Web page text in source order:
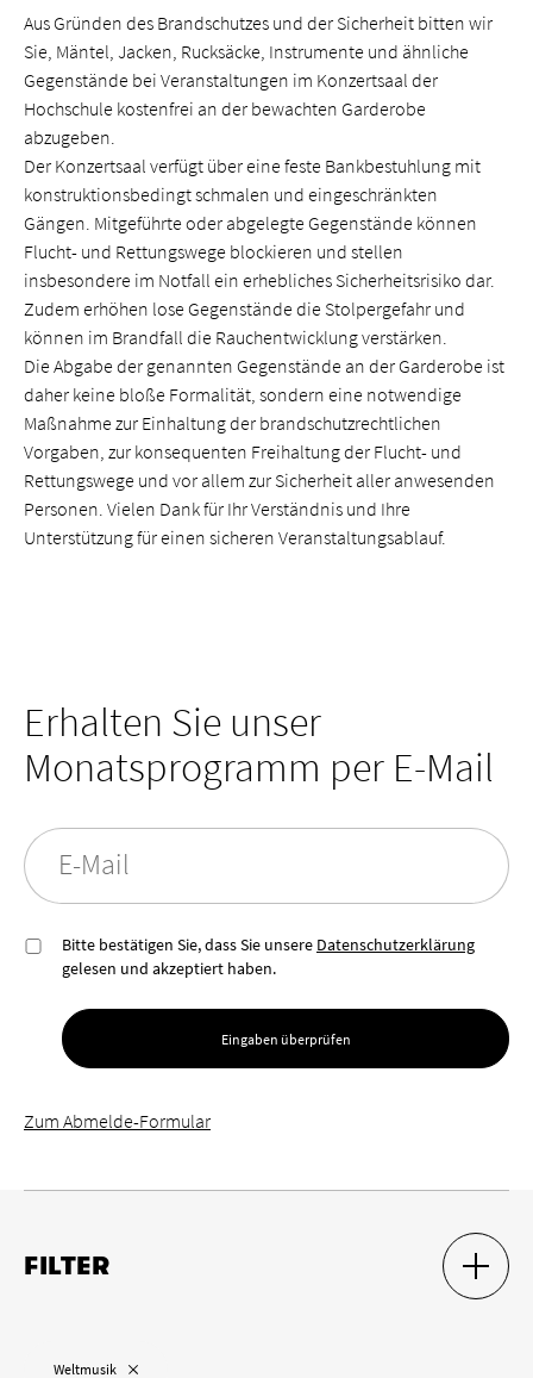
Aus Gründen des Brandschutzes und der Sicherheit bitten wir
Sie, Mäntel, Jacken, Rucksäcke, Instrumente und ähnliche
Gegenstände bei Veranstaltungen im Konzertsaal der
Hochschule kostenfrei an der bewachten Garderobe
abzugeben.
Der Konzertsaal verfügt über eine feste Bankbestuhlung mit
konstruktionsbedingt schmalen und eingeschränkten
Gängen. Mitgeführte oder abgelegte Gegenstände können
Flucht- und Rettungswege blockieren und stellen
insbesondere im Notfall ein erhebliches Sicherheitsrisiko dar.
Zudem erhöhen lose Gegenstände die Stolpergefahr und
können im Brandfall die Rauchentwicklung verstärken.
Die Abgabe der genannten Gegenstände an der Garderobe ist
daher keine bloße Formalität, sondern eine notwendige
Maßnahme zur Einhaltung der brandschutzrechtlichen
Vorgaben, zur konsequenten Freihaltung der Flucht- und
Rettungswege und vor allem zur Sicherheit aller anwesenden
Personen. Vielen Dank für Ihr Verständnis und Ihre
Unterstützung für einen sicheren Veranstaltungsablauf.
Erhalten Sie unser
Monatsprogramm per E-Mail
E-Mail
Bitte bestätigen Sie, dass Sie unsere Datenschutzerklärung
gelesen und akzeptiert haben.
Eingaben überprüfen
Zum Abmelde-Formular
FILTER SUCH-
SUCH-
„Weltmusik“ entfernen